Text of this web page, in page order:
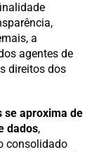
a
agentes de
direitos dos
se aproxima de
dados,
consolidado